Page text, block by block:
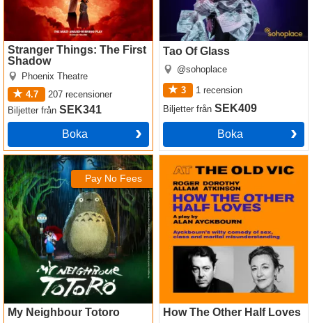
Stranger Things: The First
Shadow
Phoenix Theatre
4.7
207 recensioner
Biljetter från SEK341
Boka
Tao Of Glass
@sohoplace
3
1 recension
BiljetterfrånSEK409
Boka
Pay No Fees
My Neighbour Totoro
My Neighbour Totoro
How The Other Half Loves